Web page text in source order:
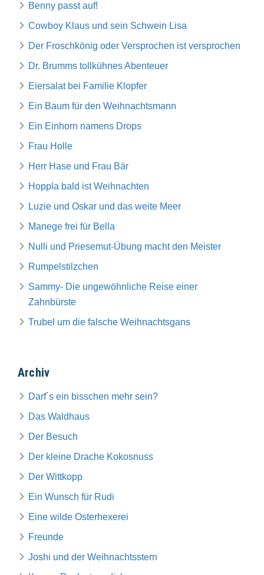
Benny passt auf!
Cowboy Klaus und sein Schwein Lisa
Der Froschkönig oder Versprochen ist versprochen
Dr. Brumms tollkühnes Abenteuer
Eiersalat bei Familie Klopfer
Ein Baum für den Weihnachtsmann
Ein Einhorn namens Drops
Frau Holle
Herr Hase und Frau Bär
Hoppla bald ist Weihnachten
Luzie und Oskar und das weite Meer
Manege frei für Bella
Nulli und Priesemut-Übung macht den Meister
Rumpelstilzchen
Sammy- Die ungewöhnliche Reise einer
Zahnbürste
Trubel um die falsche Weihnachtsgans
Archiv
Darf´s ein bisschen mehr sein?
Das Waldhaus
Der Besuch
Der kleine Drache Kokosnuss
Der Wittkopp
Ein Wunsch für Rudi
Eine wilde Osterhexerei
Freunde
Joshi und der Weihnachtsstern